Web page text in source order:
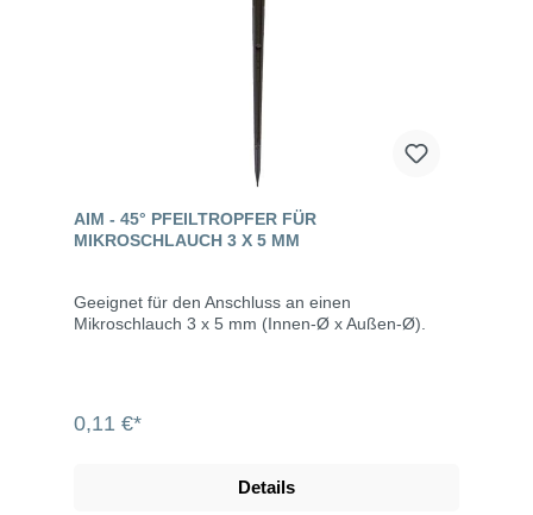
AIM - 45° PFEILTROPFER FÜR
MIKROSCHLAUCH 3 X 5 MM
Geeignet für den Anschluss an einen
Mikroschlauch 3 x 5 mm (Innen-Ø x Außen-Ø).
0,11 €*
Details